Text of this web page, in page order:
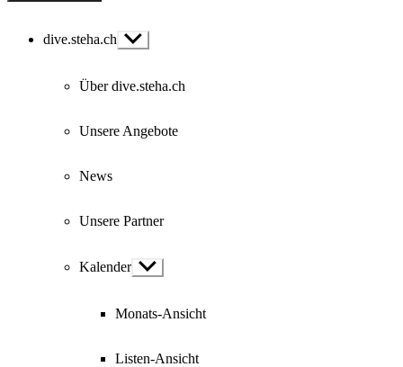
dive.steha.ch Show
sub
Über dive.steha.ch
Unsere Angebote
News
Unsere Partner
Kalender Show
sub
Monats-Ansicht
Listen-Ansicht